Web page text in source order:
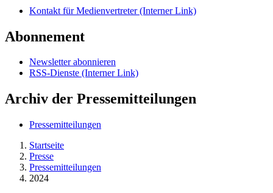
Kontakt für Medienvertreter(Interner Link)
Abonnement
Newsletter abonnieren
RSS-Dienste (Interner Link)
Archiv der Pressemitteilungen
Pressemitteilungen
Startseite
Presse
Pressemitteilungen
2024